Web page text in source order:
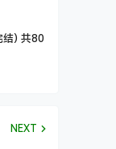
80
NEXT